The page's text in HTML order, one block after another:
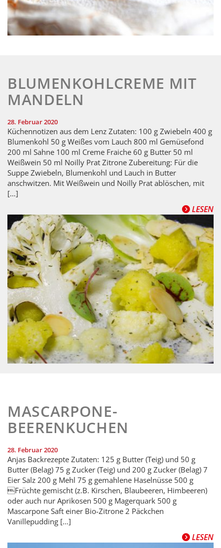
BLUMENKOHLCREME MIT
MANDELN
28. Februar 2020
Küchennotizen aus dem Lenz Zutaten: 100 g Zwiebeln 400 g
Blumenkohl 50 g Weißes vom Lauch 800 ml Gemüsefond
200 ml Sahne 100 ml Creme Fraiche 60 g Butter 50 ml
Weißwein 50 ml Noilly Prat Zitrone Zubereitung: Für die
Suppe Zwiebeln, Blumenkohl und Lauch in Butter
anschwitzen. Mit Weißwein und Noilly Prat ablöschen, mit
[…]
LESEN
MASCARPONE-
BEERENKUCHEN
28. Februar 2020
Anjas Backrezepte Zutaten: 125 g Butter (Teig) und 50 g
Butter (Belag) 75 g Zucker (Teig) und 200 g Zucker (Belag) 7
Eier Salz 200 g Mehl 75 g gemahlene Haselnüsse 500 g
Früchte gemischt (z.B. Kirschen, Blaubeeren, Himbeeren)
oder auch nur Aprikosen 500 g Magerquark 500 g
Mascarpone Saft einer Bio-Zitrone 2 Päckchen
Vanillepudding […]
LESEN